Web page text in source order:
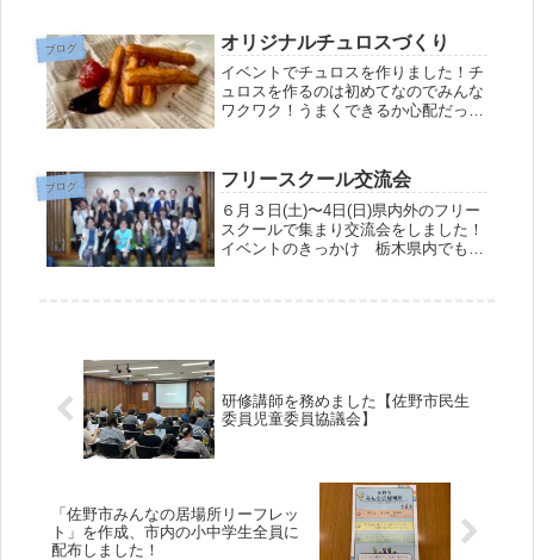
子メーカーを持ってきてくださった方
がいらしたので、わた菓子づくりにも
チ...
ブログ オリジナルチュロスづくり
イベントでチュロスを作りました！チ
ュロスを作るのは初めてなのでみんな
ワクワク！うまくできるか心配だった
ココア・シナモン・抹茶などを自由に
トッピング！たくさん作れたので家族
の...
ブログ フリースクール交流会
６月３日(土)〜4日(日)県内外のフリー
スクールで集まり交流会をしました！
イベントのきっかけ 栃木県内でも
研修講師を務めました【佐野市民生
委員児童委員協議会】
「佐野市みんなの居場所リーフレッ
ト」を作成、市内の小中学生全員に
配布しました！